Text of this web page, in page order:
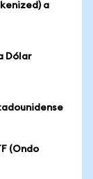
a
Dólar
(Ondo